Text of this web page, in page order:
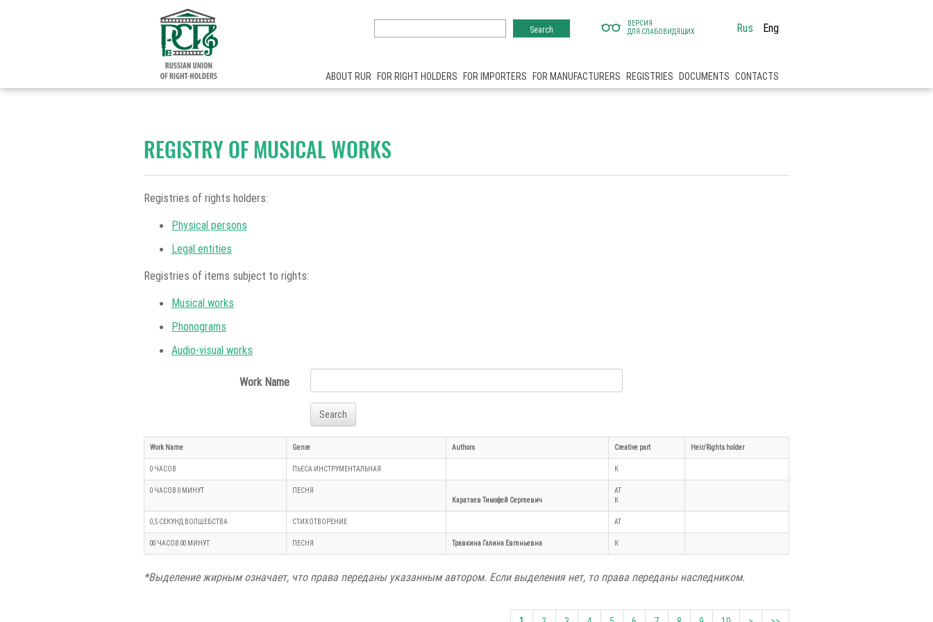
ВЕРСИЯ
ДЛЯ СЛАБОВИДЯЩИХ
Rus Eng
ABOUT RUR FOR RIGHT HOLDERS FOR IMPORTERS FOR MANUFACTURERS REGISTRIES DOCUMENTS CONTACTS
REGISTRY OF MUSICAL WORKS
Registries of rights holders:
Physical persons
Legal entities
Registries of items subject to rights:
Musical works
Phonograms
Audio-visual works
Work Name
Search
Work Name Genre Authors Creative part Heir/Rights holder
0 ЧАСОВ ПЬЕСА ИНСТРУМЕНТАЛЬНАЯ К
0 ЧАСОВ 0 МИНУТ
ПЕСНЯ
Каратаев Тимофей Сергеевич
АТ
К
0,5 СЕКУНД ВОЛШЕБСТВА СТИХОТВОРЕНИЕ АТ
00 ЧАСОВ 00 МИНУТ ПЕСНЯ Травкина Галина Евгеньевна К
*Выделение жирным означает, что права переданы указанным автором. Если выделения нет, то права переданы наследником.